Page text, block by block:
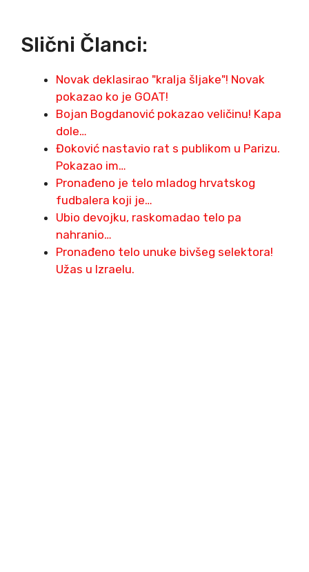
Slični Članci:
Novak deklasirao "kralja šljake"! Novak
pokazao ko je GOAT!
Bojan Bogdanović pokazao veličinu! Kapa
dole…
Đoković nastavio rat s publikom u Parizu.
Pokazao im…
Pronađeno je telo mladog hrvatskog
fudbalera koji je…
Ubio devojku, raskomadao telo pa
nahranio…
Pronađeno telo unuke bivšeg selektora!
Užas u Izraelu.